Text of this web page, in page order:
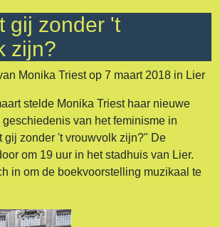
gij zonder 't
zijn?
Monika Triest op 7 maart 2018 in Lier
stelde Monika Triest haar nieuwe
geschiedenis van het feminisme in
gij zonder 't vrouwvolk zijn?" De
om 19 uur in het stadhuis van Lier.
in om de boekvoorstelling muzikaal te